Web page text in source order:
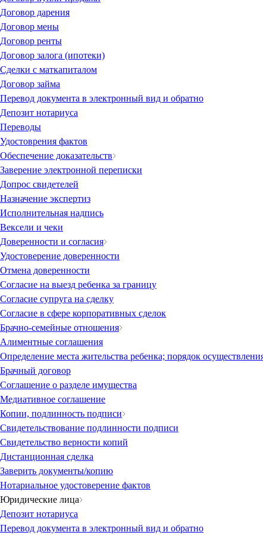
Договор дарения
Договор мены
Договор ренты
Договор залога (ипотеки)
Сделки с маткапиталом
Договор займа
Перевод документа в электронный вид и обратно
Депозит нотариуса
Переводы
Удостоврения фактов
Обеспечение доказательств
Заверение электронной переписки
Допрос свидетелей
Назначение экспертиз
Исполнительная надпись
Вексели и чеки
Доверенности и согласия
Удостоверение доверенности
Отмена доверенности
Согласие на выезд ребенка за границу
Согласие супруга на сделку
Согласие в сфере корпоративных сделок
Брачно-семейные отношения
Алиментные соглашения
Определение места жительства ребенка; порядок
Брачный договор
Соглашение о разделе имущества
Медиативное соглашение
Копии, подлинность подписи
Свидетельствование подлинности подписи
Свидетельство верности копий
Дистанционная сделка
Заверить документы/копию
Нотариальное удостоверение фактов
Юридические лица
Депозит нотариуса
Перевод документа в электронный вид и обратно